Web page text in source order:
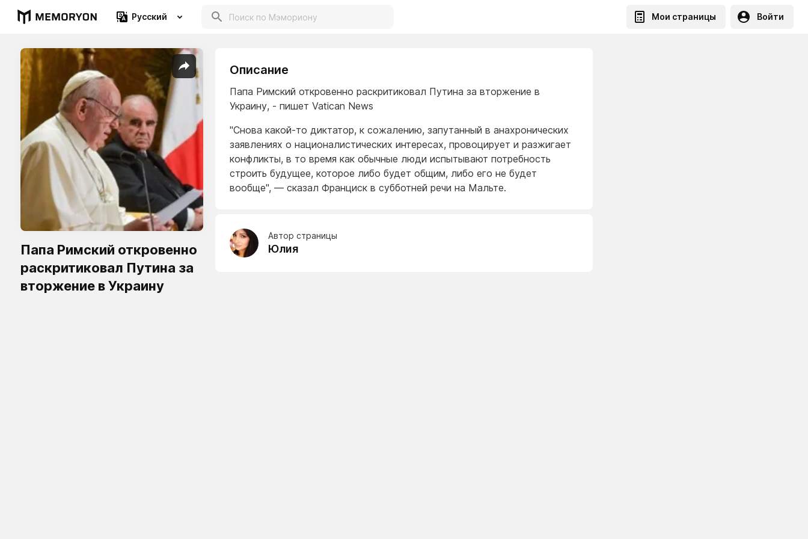
Русский Мои страницы Войти
Папа Римский откровенно
раскритиковал Путина за
вторжение в Украину
Описание
Папа Римский откровенно раскритиковал Путина за вторжение в
Украину, - пишет Vatican News
"Снова какой-то диктатор, к сожалению, запутанный в анахронических
заявлениях о националистических интересах, провоцирует и разжигает
конфликты, в то время как обычные люди испытывают потребность
строить будущее, которое либо будет общим, либо его не будет
вообще", — сказал Франциск в субботней речи на Мальте.
Автор страницы
Юлия